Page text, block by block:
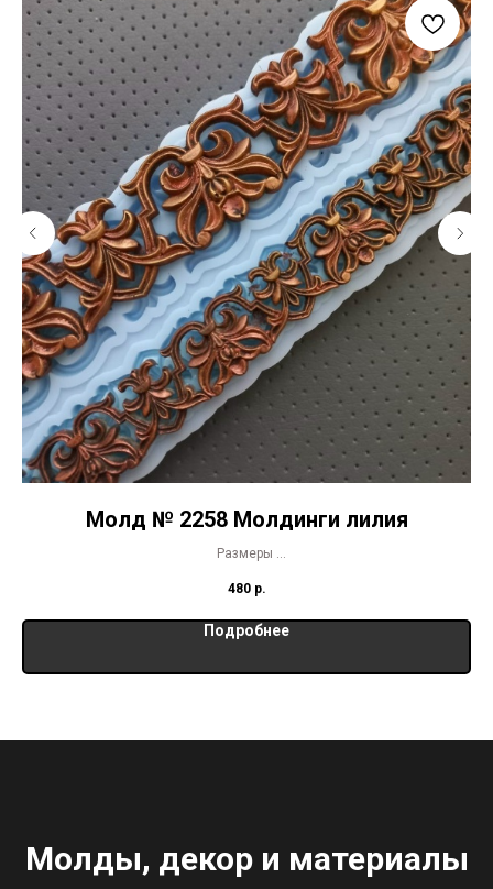
Молд № 2258 Молдинги лилия
Размеры
17 х 2 см
480 р.
Подробнее
Молды, декор и материалы